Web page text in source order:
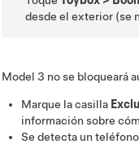
desde el exterior (se
Model 3 no se bloqueará
Marque la casilla
información sobre
Se detecta un